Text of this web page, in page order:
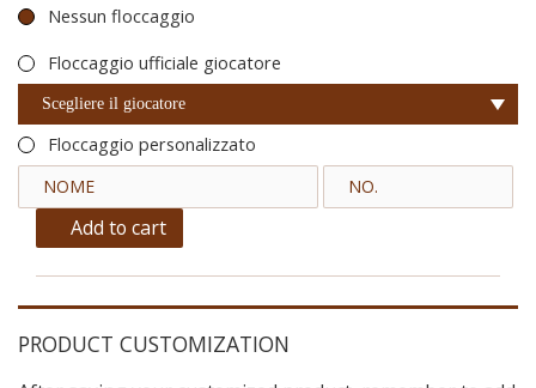
Nessun floccaggio
Floccaggio ufficiale giocatore
Scegliere il giocatore
Floccaggio personalizzato
Add to cart
PRODUCT CUSTOMIZATION